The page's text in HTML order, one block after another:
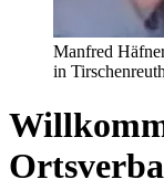
Manfred
in